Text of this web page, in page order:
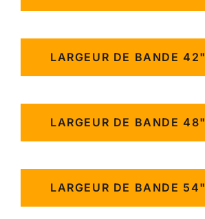
LARGEUR DE BANDE 42"
LARGEUR DE BANDE 48"
LARGEUR DE BANDE 54"